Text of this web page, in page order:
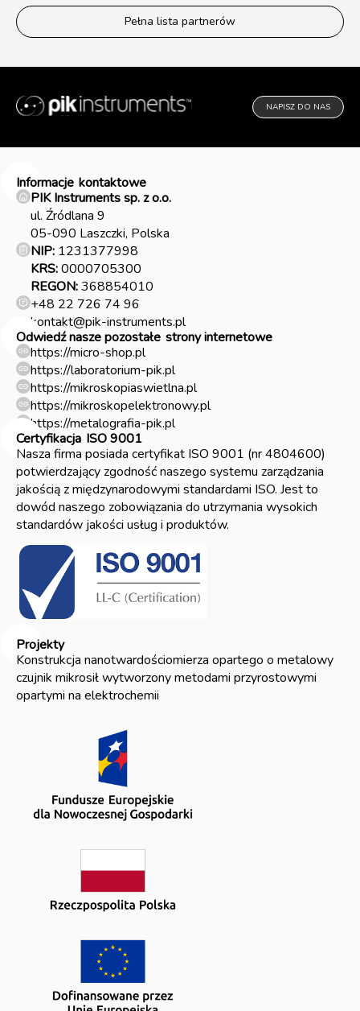
Pełna lista partnerów
NAPISZ DO NAS
Informacje kontaktowe
PIK Instruments sp. z o.o.
ul. Źródlana 9
05-090 Laszczki, Polska
NIP: 1231377998
KRS:0000705300
REGON:368854010
+48 22 726 74 96
kontakt@pik-instruments.pl
Odwiedź nasze pozostałe strony internetowe
https://micro-shop.pl
https://laboratorium-pik.pl
https://mikroskopiaswietlna.pl
https://mikroskopelektronowy.pl
https://metalografia-pik.pl
Certyfikacja ISO 9001
Nasza firma posiada certyfikat ISO 9001 (nr 4804600)
potwierdzający zgodność naszego systemu zarządzania
jakością z międzynarodowymi standardami ISO. Jest to
dowód naszego zobowiązania do utrzymania wysokich
standardów jakości usług i produktów.
Projekty
Konstrukcja nanotwardościomierza opartego o metalowy
czujnik mikrosił wytworzony metodami przyrostowymi
opartymi na elektrochemii